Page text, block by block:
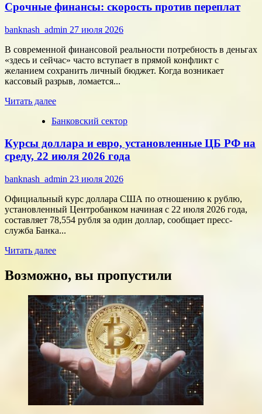
за
внимание:
как
удивить
современного
потребителя
с
помощью
технологий
Срочные финансы: скорость против переплат
banknash_admin 27 июля 2026
В современной финансовой реальности потребность в деньгах
«здесь и сейчас» часто вступает в прямой конфликт с
желанием сохранить личный бюджет. Когда возникает
кассовый разрыв, ломается...
Читать далееПрочитать
о
финансы:
скорость
против
переплат
Банковский сектор
Курсы доллара и евро, установленные ЦБ РФ на
среду, 22 июля 2026 года
banknash_admin 23 июля 2026
Официальный курс доллара США по отношению к рублю,
установленный Центробанком начиная с 22 июля 2026 года,
составляет 78,554 рубля за один доллар, сообщает пресс-
служба Банка...
Читать далееПрочитать
Курсы
и
евро,
установленные
ЦБ
РФ
на
среду,
22
июля
2026
года
Возможно, вы пропустили